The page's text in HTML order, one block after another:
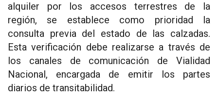
alquiler por los accesos terrestres de la
región, se establece como prioridad la
consulta previa del estado de las calzadas.
Esta verificación debe realizarse a través de
los canales de comunicación de Vialidad
Nacional, encargada de emitir los partes
diarios de transitabilidad.